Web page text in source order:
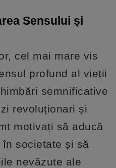
Sensului și
cel mai mare vis
profund al vieții
semnificative
revoluționari și
motivați să aducă
societate și să
nevăzute ale